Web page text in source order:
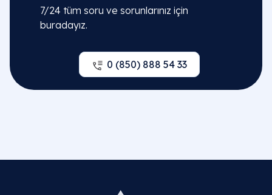
7/24 tüm soru ve sorunlarınız için
buradayız.
0 (850) 888 54 33